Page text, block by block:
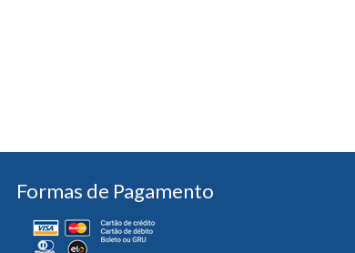
Formas de Pagamento